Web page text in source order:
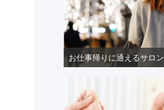
お仕事帰りに通えるサロン